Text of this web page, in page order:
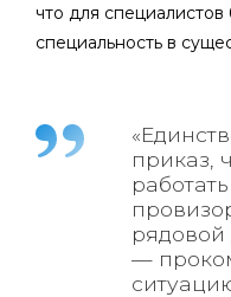
что для
специальность в
приказ,
рядовой
—